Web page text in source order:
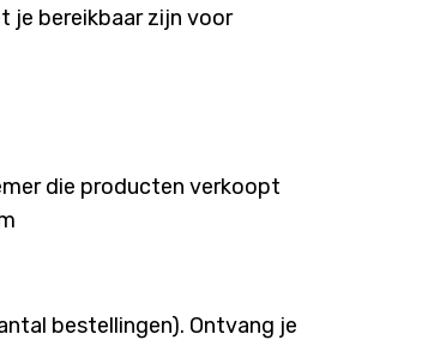
je bereikbaar zijn voor
bestellingen). Ontvang je